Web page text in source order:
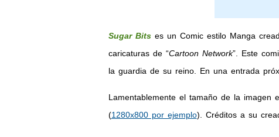
Sugar Bitses un Comic estilo Manga
caricaturas de “Cartoon Network”. Este
la guardia de su reino. En una entrada
Lamentablemente el tamaño de la imagen
(1280x800 por ejemplo). Créditos a su